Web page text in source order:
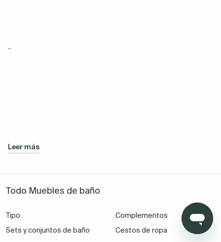
-
Leer más
Todo Muebles de baño
Tipo
Sets y conjuntos de baño
Complementos
Cestos de ropa